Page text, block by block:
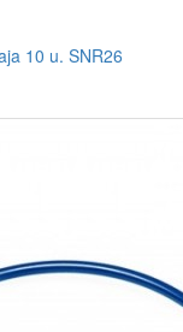
10 u. SNR26